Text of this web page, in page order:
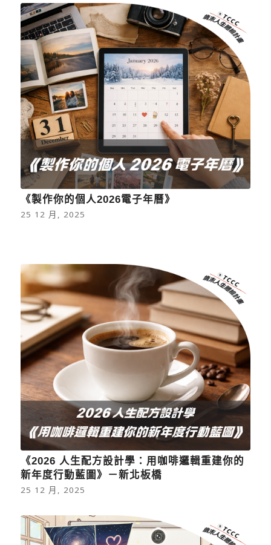
《製作你的個人2026電子年曆》
25 12 月, 2025
《2026 人生配方設計學：用咖啡邏輯重建你的
新年度行動藍圖》－新北板橋
25 12 月, 2025